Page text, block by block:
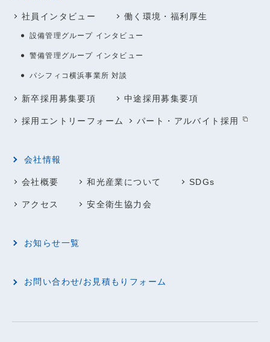
社員インタビュー 働く環境・福利厚生
設備管理グループ インタビュー
警備管理グループ インタビュー
パシフィコ横浜事業所 対談
新卒採用募集要項 中途採用募集要項
採用エントリーフォーム パート・アルバイト採用
会社情報
会社概要 和光産業について SDGs
アクセス 安全衛生協力会
お知らせ一覧
お問い合わせ/お見積もりフォーム